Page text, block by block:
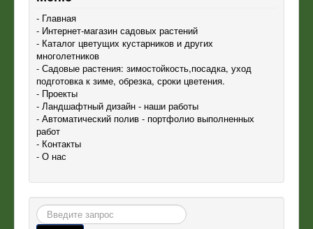
- Главная
- Интернет-магазин садовых растений
- Каталог цветущих кустарников и других
многолетников
- Садовые растения: зимостойкость,посадка, уход
подготовка к зиме, обрезка, сроки цветения.
- Проекты
- Ландшафтный дизайн - наши работы
- Автоматический полив - портфолио выполненных
работ
- Контакты
- О нас
Поиск